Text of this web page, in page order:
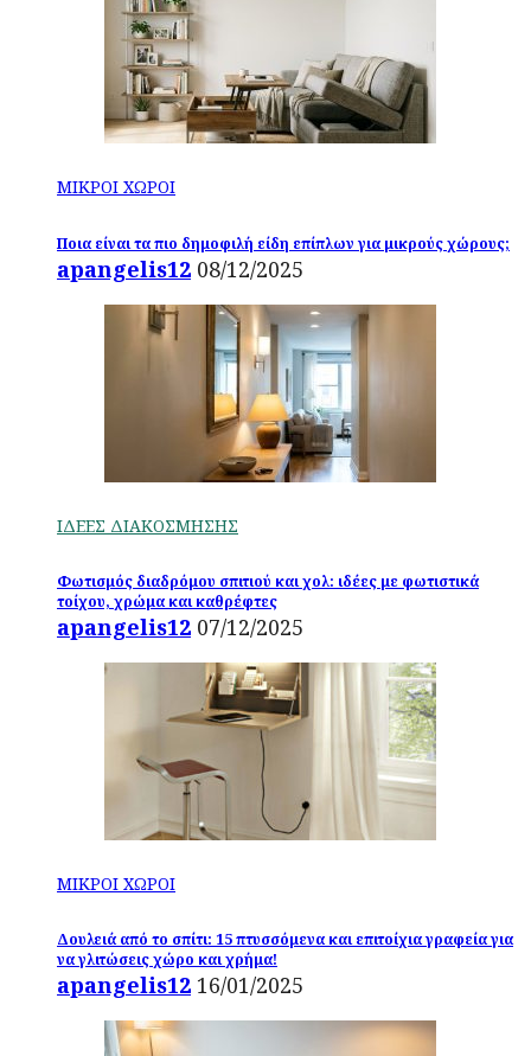
ΜΙΚΡΟΙ ΧΩΡΟΙ
Ποια είναι τα πιο δημοφιλή είδη επίπλων για μικρούς χώρους;
apangelis12 08/12/2025
ΙΔΕΕΣ ΔΙΑΚΟΣΜΗΣΗΣ
Φωτισμός διαδρόμου σπιτιού και χολ: ιδέες με φωτιστικά
τοίχου, χρώμα και καθρέφτες
apangelis12 07/12/2025
ΜΙΚΡΟΙ ΧΩΡΟΙ
Δουλειά από το σπίτι: 15 πτυσσόμενα και επιτοίχια γραφεία για
να γλιτώσεις χώρο και χρήμα!
apangelis12 16/01/2025